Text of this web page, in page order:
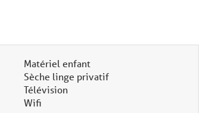
Matériel enfant
Sèche linge privatif
Télévision
Wifi